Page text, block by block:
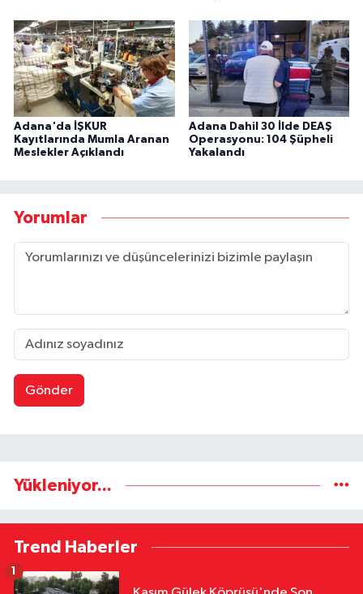
Adana'da İŞKUR
Kayıtlarında Mumla Aranan
Meslekler Açıklandı
Adana Dahil 30 İlde DEAŞ
Operasyonu: 104 Şüpheli
Yakalandı
Yorumlar
Gönder
Yükleniyor...
Trend Haberler
1